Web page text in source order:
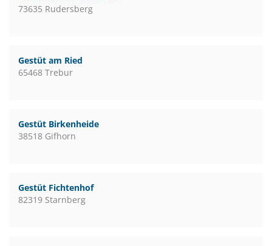
73635 Rudersberg
Gestüt am Ried
65468 Trebur
Gestüt Birkenheide
38518 Gifhorn
Gestüt Fichtenhof
82319 Starnberg